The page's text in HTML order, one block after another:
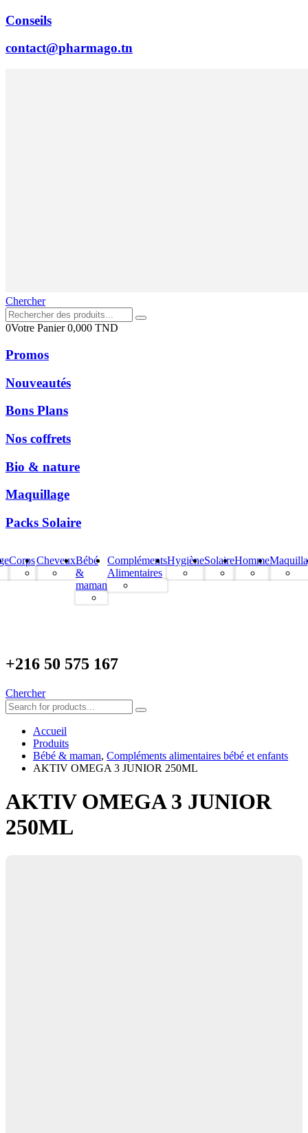
Conseils
contact@pharmago.tn
Chercher
0Votre Panier0,000 TND
Promos
Nouveautés
Bons Plans
Nos coffrets
Bio & nature
Maquillage
Packs Solaire
CorpsCheveuxBébé
&
maman
Compléments
Alimentaires
HygièneSolaireHomme
+216 50 575 167
Chercher
Accueil
Produits
Bébé & maman, Compléments alimentaires bébé et enfants
AKTIV OMEGA 3 JUNIOR 250ML
AKTIV OMEGA 3 JUNIOR
250ML